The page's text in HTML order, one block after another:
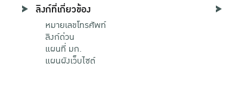
ลิงก์ที่เกี่ยวข้อง
หมายเลขโทรศัพท์
ลิงก์ด่วน
แผนที่ มก.
แผนผังเว็บไซต์